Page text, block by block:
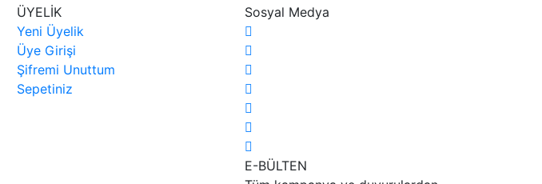
ÜYELİK
Yeni Üyelik
Üye Girişi
Şifremi Unuttum
Sepetiniz
Sosyal Medya
E-BÜLTEN